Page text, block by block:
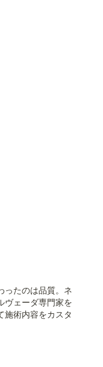
ったのは品質。ネ
ヴェーダ専門家を
施術内容をカスタ